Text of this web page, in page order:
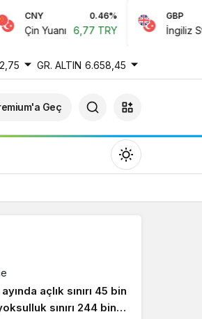
CNY 0.46%
Çin Yuanı 6,77 TRY
GBP
İngiliz
GR. ALTIN 6.658,45
Geç
modunu seçin.
açlık sınırı 45 bin
sınırı 244 bin